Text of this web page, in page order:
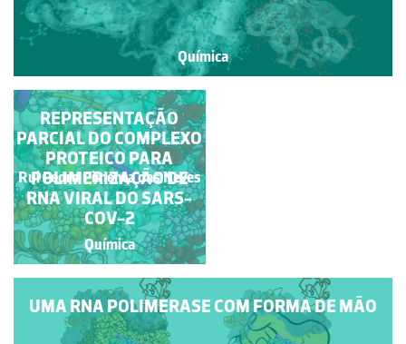
Química
O VÍRUS VITRUVIANO
Filipa Lopes de Mendonça
Química
UMA RNA POLIMERASE COM FORMA DE MÃO
REPRESENTAÇÃO
PARCIAL DO COMPLEXO
PROTEICO PARA
POLIMERIZAÇÃO DE
RNA VIRAL DO SARS-
COV-2
Rui Pedro Pimenta das Neves
Química